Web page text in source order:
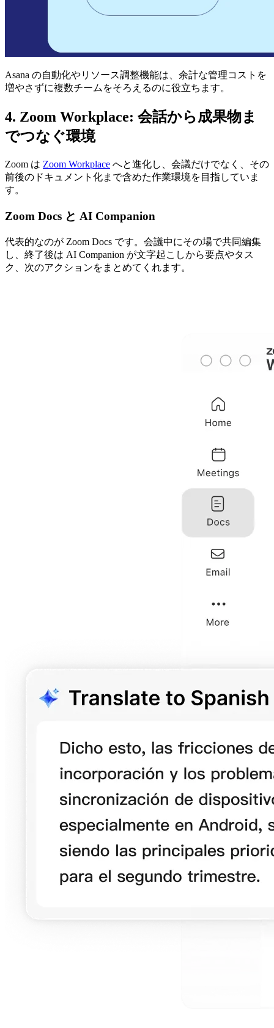
Asana の自動化やリソース調整機能は、余計な管理コストを
増やさずに複数チームをそろえるのに役立ちます。
4. Zoom Workplace: 会話から成果物ま
でつなぐ環境
Zoom は Zoom Workplace へと進化し、会議だけでなく、その
前後のドキュメント化まで含めた作業環境を目指していま
す。
Zoom Docs と AI Companion
代表的なのが Zoom Docs です。会議中にその場で共同編集
し、終了後は AI Companion が文字起こしから要点やタス
ク、次のアクションをまとめてくれます。